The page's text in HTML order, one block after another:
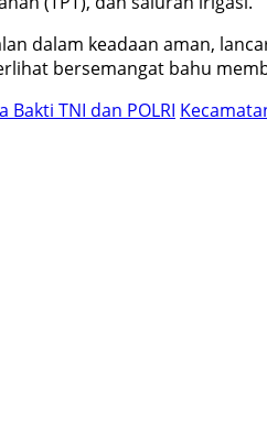
dalam keadaan aman,
bersemangat bahu
Bakti TNI dan POLRI